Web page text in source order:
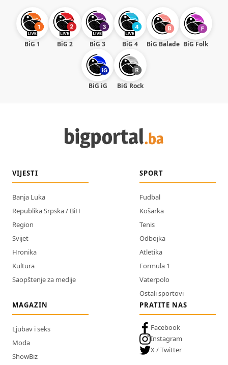
BiG 1 BiG 2 BiG 3 BiG 4 BiG Balade BiG Folk
BiG iG BiG Rock
VIJESTI
Banja Luka
Republika Srpska / BiH
Region
Svijet
Hronika
Kultura
Saopštenje za medije
SPORT
Fudbal
Košarka
Tenis
Odbojka
Atletika
Formula 1
Vaterpolo
Ostali sportovi
MAGAZIN
Ljubav i seks
Moda
ShowBiz
PRATITE NAS
Facebook
Instagram
X / Twitter